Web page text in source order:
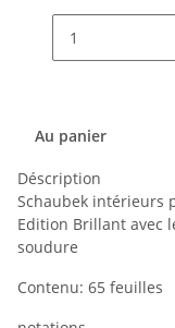
Au panier
Déscription
Schaubek intérieurs
Edition Brillant avec
soudure
Contenu: 65 feuilles